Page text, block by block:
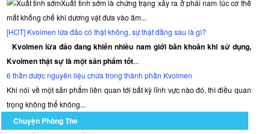
Xuất tinh sớm là chứng trạng xảy ra ở phái nam lúc cơ thể
mất khống chế khi dương vật đưa vào âm...
[HOT] Kvoimen lừa đảo có thật không, sự thật đằng sau là gì?
Kvoimen lừa đảo đang khiến nhiều nam giới băn khoăn khi sử dụng,
Kvoimen thật sự là một sản phẩm tốt...
6 thần dược nguyên liệu chứa trong thành phần Kvoimen
Khi nói về một sản phẩm liên quan tới bất kỳ lĩnh vực nào đó, thì điều quan
trọng không thể không...
Chuyện Phòng The